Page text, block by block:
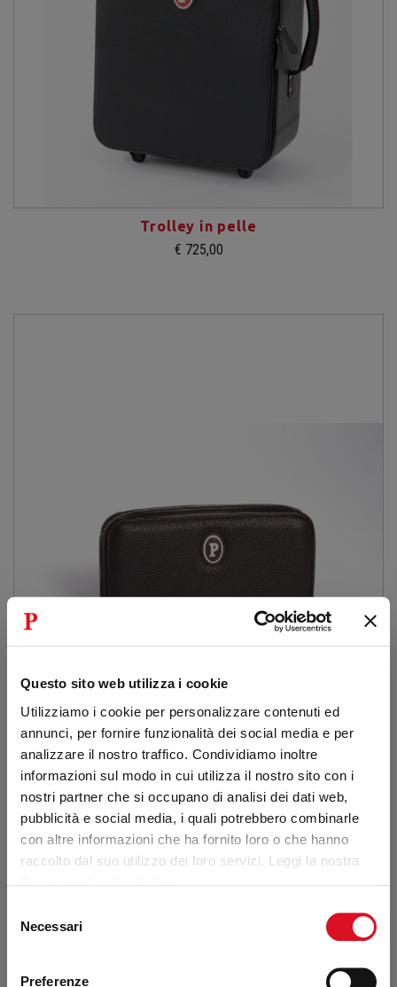
Questo sito web utilizza i cookie
Utilizziamo i cookie per personalizzare contenuti ed
annunci, per fornire funzionalità dei social media e per
analizzare il nostro traffico. Condividiamo inoltre
informazioni sul modo in cui utilizza il nostro sito con i
nostri partner che si occupano di analisi dei dati web,
pubblicità e social media, i quali potrebbero combinarle
con altre informazioni che ha fornito loro o che hanno
raccolto dal suo utilizzo dei loro servizi. Leggi la nostra
delNecessari
Preferenze
Trolley in pelle
€ 725,00
Portafogli donna in pelle
€ 234,00